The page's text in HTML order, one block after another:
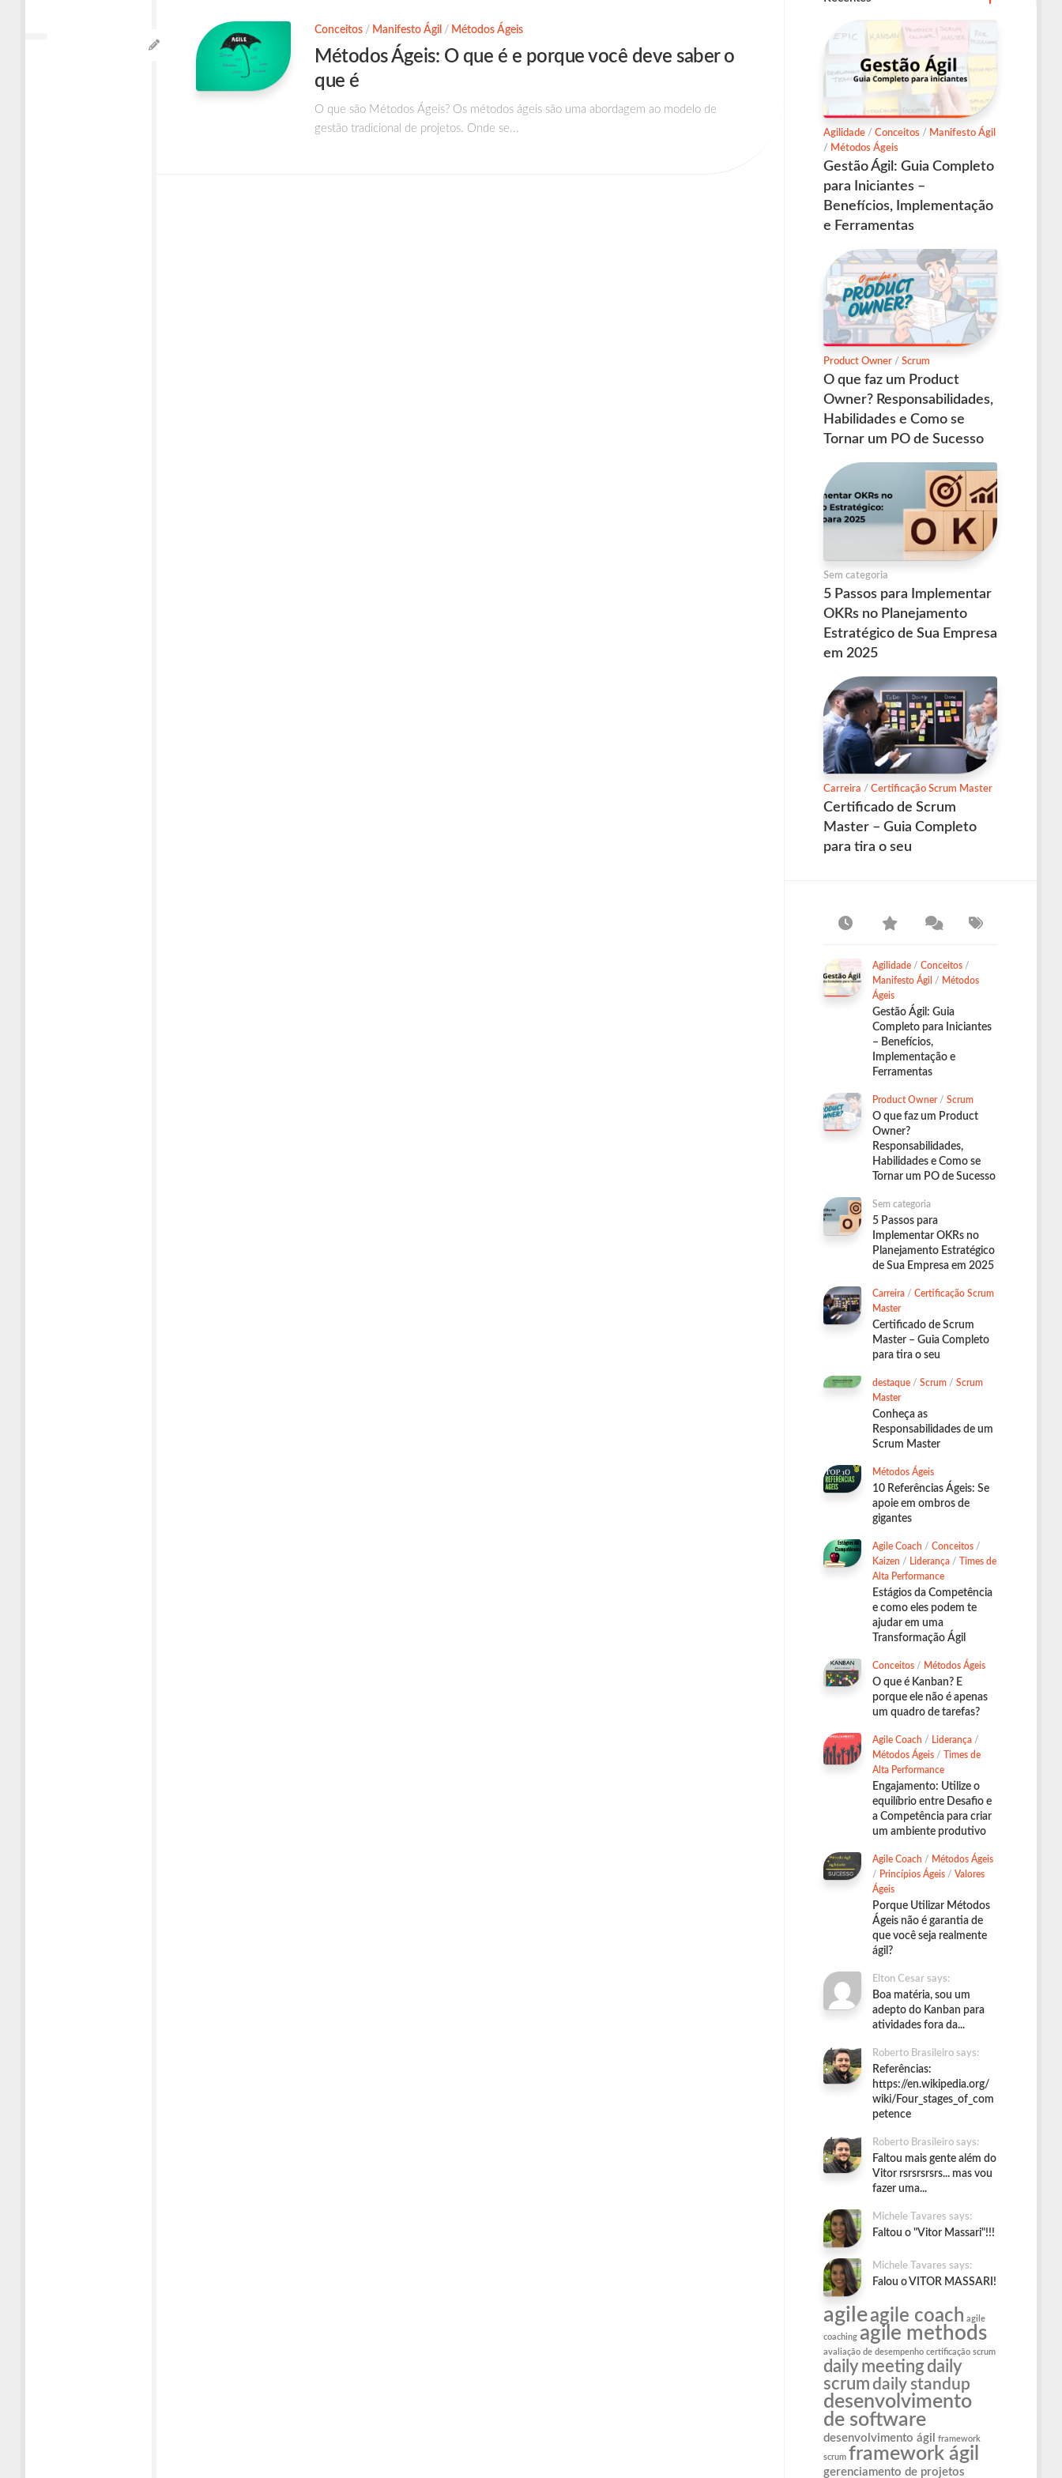
Conceitos / Manifesto Ágil / Métodos Ágeis
Métodos Ágeis: O que é e porque você deve saber o
que é
O que são Métodos Ágeis? Os métodos ágeis são uma abordagem ao modelo de
gestão tradicional de projetos. Onde se...
Agilidade / Conceitos / Manifesto Ágil
/ Métodos Ágeis
Gestão Ágil: Guia Completo
para Iniciantes –
Benefícios, Implementação
e Ferramentas
Product Owner / Scrum
O que faz um Product
Owner? Responsabilidades,
Habilidades e Como se
Tornar um PO de Sucesso
Sem categoria
5 Passos para Implementar
OKRs no Planejamento
Estratégico de Sua Empresa
em 2025
Carreira / Certificação Scrum Master
Certificado de Scrum
Master – Guia Completo
para tira o seu
Agilidade / Conceitos /
Manifesto Ágil / Métodos
Ágeis
Gestão Ágil: Guia
Completo para Iniciantes
– Benefícios,
Implementação e
Ferramentas
Product Owner/ Scrum
O que faz um Product
Owner?
Responsabilidades,
Habilidades e Como se
Tornar um PO de Sucesso
Sem categoria
5 Passos para
Implementar OKRs no
Planejamento Estratégico
de Sua Empresa em 2025
Carreira / Certificação Scrum
Master
Certificado de Scrum
Master – Guia Completo
para tira o seu
destaque / Scrum / Scrum
Master
Conheça as
Responsabilidades de um
Scrum Master
Métodos Ágeis
10 Referências Ágeis: Se
apoie em ombros de
gigantes
Agile Coach / Conceitos /
Kaizen / Liderança / Times de
Alta Performance
Estágios da Competência
e como eles podem te
ajudar em uma
Transformação Ágil
Conceitos / Métodos Ágeis
O que é Kanban? E
porque ele não é apenas
um quadro de tarefas?
Agile Coach / Liderança /
Métodos Ágeis / Times de
Alta Performance
Engajamento: Utilize o
equilíbrio entre Desafio e
a Competência para criar
um ambiente produtivo
Agile Coach / Métodos Ágeis
/ Princípios Ágeis / Valores
Ágeis
Porque Utilizar Métodos
Ágeis não é garantia de
que você seja realmente
ágil?
Elton Cesar says:
Boa matéria, sou um
adepto do Kanban para
atividades fora da...
Roberto Brasileiro says:
Referências:
https://en.wikipedia.org/
wiki/Four_stages_of_com
petence
Roberto Brasileiro says:
Faltou mais gente além do
Vitor rsrsrsrsrs... mas vou
fazer uma...
Michele Tavares says:
Faltou o "Vitor Massari"!!!
Michele Tavares says:
Falou o VITOR MASSARI!
agileagile coach agile
coaching agile methods
avaliação de desempenho certificação scrum
daily meeting daily
scrumdaily standup
desenvolvimento
de software
desenvolvimento ágil framework
scrum framework ágil
gerenciamento de projetos